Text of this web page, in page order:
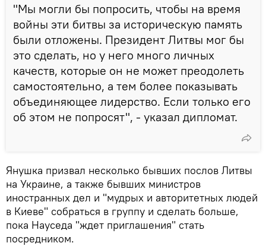
"Мы могли бы попросить, чтобы на время
войны эти битвы за историческую память
были отложены. Президент Литвы мог бы
это сделать, но у него много личных
качеств, которые он не может преодолеть
самостоятельно, а тем более показывать
объединяющее лидерство. Если только его
об этом не попросят", - указал дипломат.
Янушка призвал несколько бывших послов Литвы
на Украине, а также бывших министров
иностранных дел и "мудрых и авторитетных людей
в Киеве" собраться в группу и сделать больше,
пока Науседа "ждет приглашения" стать
посредником.